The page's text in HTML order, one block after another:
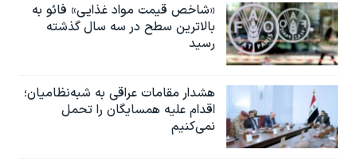
«شاخص قیمت مواد غذایی» فائو به
بالاترین سطح در سه سال گذشته
رسید
هشدار مقامات عراقی به شبه‌نظامیان؛
اقدام علیه همسایگان را تحمل
نمی‌کنیم